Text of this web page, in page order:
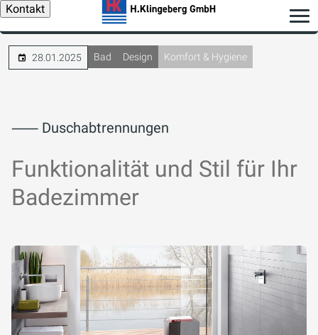
Kontakt
28.01.2025 Bad Design Komfort & Hygiene
⸺ Duschabtrennungen
Funktionalität und Stil für Ihr
Badezimmer